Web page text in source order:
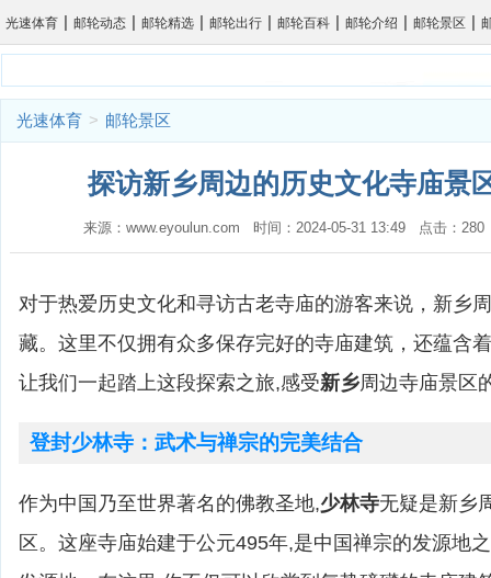
光速体育 | 邮轮动态 | 邮轮精选 | 邮轮出行 | 邮轮百科 | 邮轮介绍 | 邮轮景区 |
光速体育 > 邮轮景区
探访新乡周边的历史文化寺庙景
来源：www.eyoulun.com 时间：2024-05-31 13:49 点击：
对于热爱历史文化和寻访古老寺庙的游客来说，新乡
藏。这里不仅拥有众多保存完好的寺庙建筑，还蕴含
让我们一起踏上这段探索之旅,感受新乡周边寺庙景区
登封少林寺：武术与禅宗的完美结合
作为中国乃至世界著名的佛教圣地,少林寺无疑是新乡
区。这座寺庙始建于公元495年,是中国禅宗的发源地